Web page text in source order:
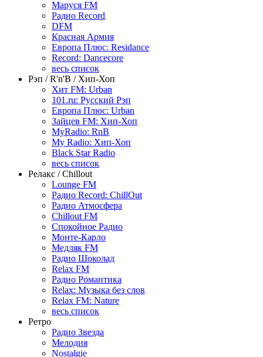
Маруся FM
Радио Record
DFM
Красная Армия
Европа Плюс: Residance
Record: Dancecore
весь список
Рэп / R'n'B / Хип-Хоп
Хит FM: Urban
101.ru: Русский Рэп
Европа Плюс: Urban
Зайцев FM: Хип-Хоп
MyRadio: RnB
My Radio: Хип-Хоп
Black Star Radio
весь список
Релакс / Chillout
Lounge FM
Радио Record: ChillOut
Радио Атмосфера
Chillout FM
Спокойное Радио
Монте-Карло
Медляк FM
Радио Шоколад
Relax FM
Радио Романтика
Relax: Музыка без слов
Relax FM: Nature
весь список
Ретро
Радио Звезда
Мелодия
Nostalgie